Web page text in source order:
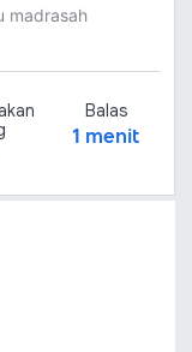
madrasah
Balas
1 menit